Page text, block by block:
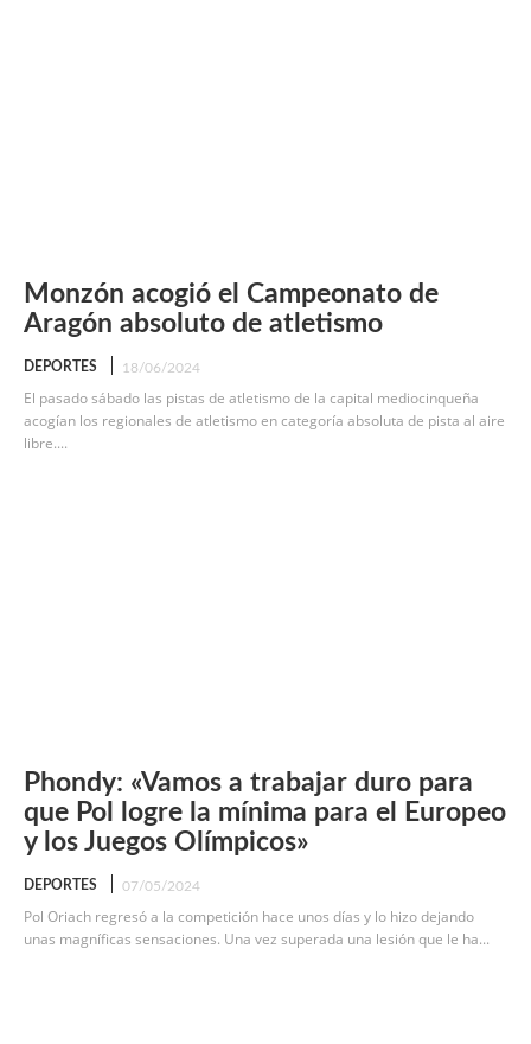
Monzón acogió el Campeonato de
Aragón absoluto de atletismo
DEPORTES 18/06/2024
El pasado sábado las pistas de atletismo de la capital mediocinqueña
acogían los regionales de atletismo en categoría absoluta de pista al aire
libre....
Phondy: «Vamos a trabajar duro para
que Pol logre la mínima para el Europeo
y los Juegos Olímpicos»
DEPORTES 07/05/2024
Pol Oriach regresó a la competición hace unos días y lo hizo dejando
unas magníficas sensaciones. Una vez superada una lesión que le ha...